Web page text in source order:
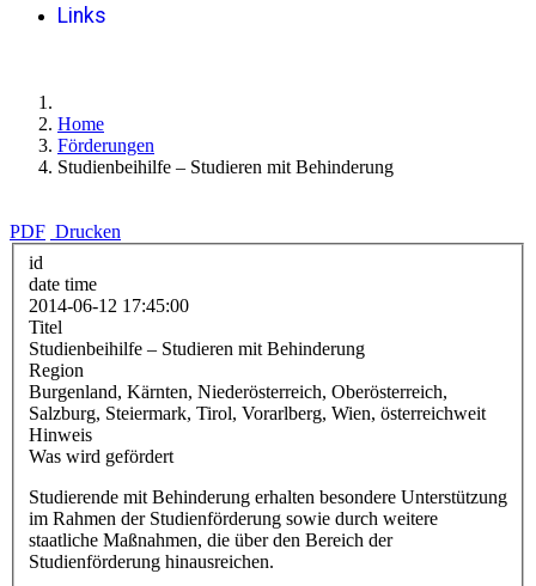
Links
Home
Förderungen
Studienbeihilfe – Studieren mit Behinderung
PDF Drucken
id
date time
2014-06-12 17:45:00
Titel
Studienbeihilfe – Studieren mit Behinderung
Region
Burgenland, Kärnten, Niederösterreich, Oberösterreich,
Salzburg, Steiermark, Tirol, Vorarlberg, Wien, österreichweit
Hinweis
Was wird gefördert
Studierende mit Behinderung erhalten besondere Unterstützung
im Rahmen der Studienförderung sowie durch weitere
staatliche Maßnahmen, die über den Bereich der
Studienförderung hinausreichen.